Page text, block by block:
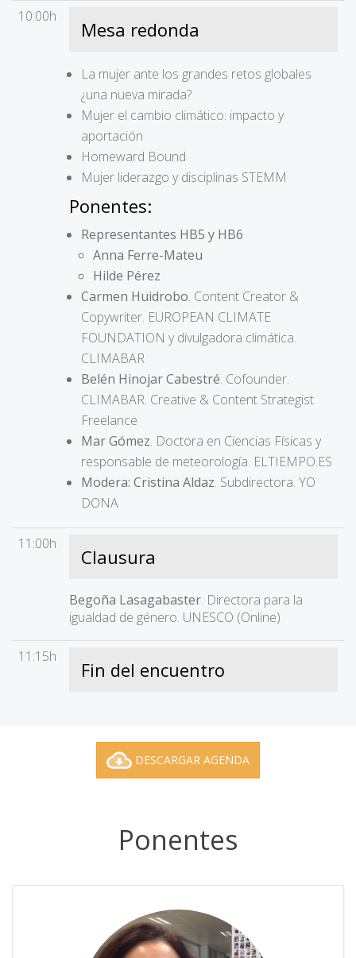
10:00h
Mesa redonda
La mujer ante los grandes retos globales
¿una nueva mirada?
Mujer el cambio climático: impacto y
aportación
Homeward Bound
Mujer liderazgo y disciplinas STEMM
Ponentes:
Representantes HB5 y HB6
Anna Ferre-Mateu
Hilde Pérez
Carmen Huidrobo. Content Creator &
Copywriter. EUROPEAN CLIMATE
FOUNDATION y divulgadora climática.
CLIMABAR
Belén Hinojar Cabestré. Cofounder.
CLIMABAR. Creative & Content Strategist
Freelance
Mar Gómez. Doctora en Ciencias Físicas y
responsable de meteorología. ELTIEMPO.ES
Modera: Cristina Aldaz. Subdirectora. YO
DONA
11:00h
Clausura
Begoña Lasagabaster. Directora para la
igualdad de género. UNESCO (Online)
11:15h
Fin del encuentro
DESCARGAR AGENDA
Ponentes